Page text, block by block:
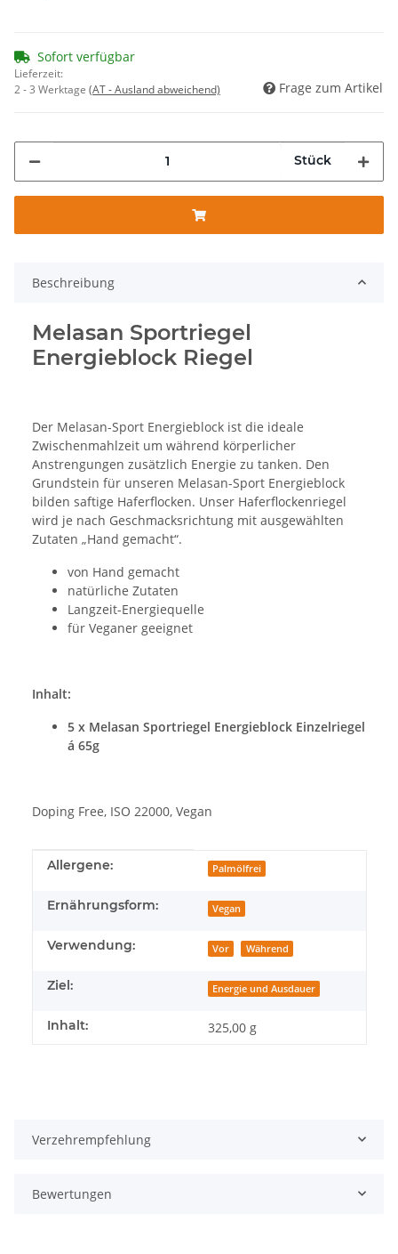
Sofort verfügbar
Lieferzeit:
2 - 3 Werktage (AT - Ausland abweichend) Frage zum Artikel
Stück
Beschreibung
Melasan Sportriegel
Energieblock Riegel
Der Melasan-Sport Energieblock ist die ideale
Zwischenmahlzeit um während körperlicher
Anstrengungen zusätzlich Energie zu tanken. Den
Grundstein für unseren Melasan-Sport Energieblock
bilden saftige Haferflocken. Unser Haferflockenriegel
wird je nach Geschmacksrichtung mit ausgewählten
Zutaten „Hand gemacht“.
von Hand gemacht
natürliche Zutaten
Langzeit-Energiequelle
für Veganer geeignet
Inhalt:
5 x Melasan Sportriegel Energieblock Einzelriegel
á 65g
Doping Free, ISO 22000, Vegan
Produkteigenschaft
Wert
Allergene: Palmölfrei
Ernährungsform: Vegan
Verwendung: Vor Während
Ziel: Energie und Ausdauer
Inhalt: 325,00 g
Verzehrempfehlung
Bewertungen